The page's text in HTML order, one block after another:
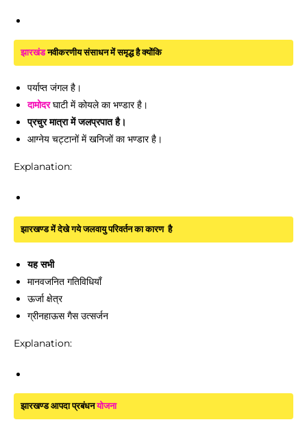
झारखंडनवीकरणीय संसाधन में समृद्ध है क्योंकि
पर्याप्त जंगल है।
दामोदरघाटी में कोयले का भण्डार है।
प्रचुर मात्रा में जलप्रपात है।
आग्नेय चट्टानों में खनिजों का भण्डार है।
Explanation:
झारखण्ड में देखे गये जलवायु परिवर्तन का कारण है
यह सभी
मानवजनित गतिविधियाँ
ऊर्जा क्षेत्र
ग्रीनहाऊस गैस उत्सर्जन
Explanation:
झारखण्ड आपदा प्रबंधनयोजना